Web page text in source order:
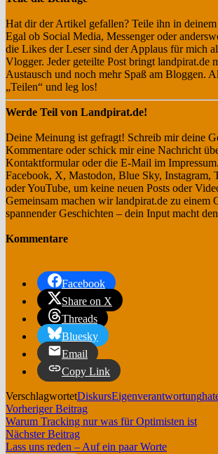
Hat dir der Artikel gefallen? Teile ihn in
Egal ob Social Media, Messenger oder
die Likes der Leser sind der Applaus für mich
Vlogger. Jeder geteilte Post bringt landpirat.de
Austausch und noch mehr Spaß am Bloggen.
„Teilen“ und leg los!
Werde Teil von Landpirat.de!
Deine Meinung ist gefragt! Schreib mir deine
Kommentare oder schick mir eine Nachricht
Kontaktformular oder die E-Mail im
Facebook, X, Mastodon, Blue Sky, Instagram,
oder YouTube, um keine neuen Posts oder
Gemeinsam machen wir landpirat.de zu einem
spannender Geschichten – dein Input macht
Kommentare
Facebook
Share on X
Threads
Bluesky
Email
Copy Link
VerschlagwortetDiskursEigenverantwortung
Beitragsnavigation
Vorheriger BeitragVorheriger
Beitrag:
Warum Tracking nur was für Optimisten ist
Nächster BeitragNächster
Beitrag:
Lass uns reden – Auf ein paar Worte